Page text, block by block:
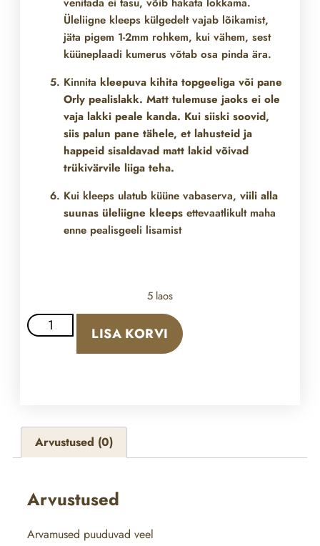
Üleliigne kleeps külgedelt vajab lõikamist,
jäta pigem 1-2mm rohkem, kui vähem, sest
küüneplaadi kumerus võtab osa pinda ära.
Kinnitakleepuva kihita topgeeliga või pane
Orly pealislakk. Matt tulemuse jaoks ei ole
vaja lakki peale kanda. Kui siiski soovid,
siis palun pane tähele, et lahusteid ja
happeid sisaldavad matt lakid võivad
trükivärvile liiga teha.
Kui kleeps ulatub küüne vabaserva,viili alla
suunas üleliigne kleeps ettevaatlikult maha
enne pealisgeeli lisamist
5 laos
LISA KORVI
Arvustused (0)
Arvustused
Arvamused puuduvad veel